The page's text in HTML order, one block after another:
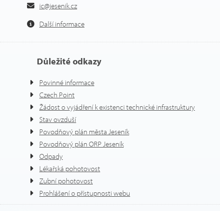
ic@jesenik.cz
Další informace
Důležité odkazy
Povinné informace
Czech Point
Žádost o vyjádření k existenci technické infrastruktury
Stav ovzduší
Povodňový plán města Jeseník
Povodňový plán ORP Jeseník
Odpady
Lékařská pohotovost
Zubní pohotovost
Prohlášení o přístupnosti webu